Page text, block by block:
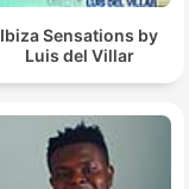
Ibiza Sensations by
Luis del Villar